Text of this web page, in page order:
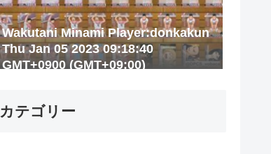
Wakutani Minami Player:donkakun
Thu Jan 05 2023 09:18:40
GMT+0900 (GMT+09:00)
カテゴリー